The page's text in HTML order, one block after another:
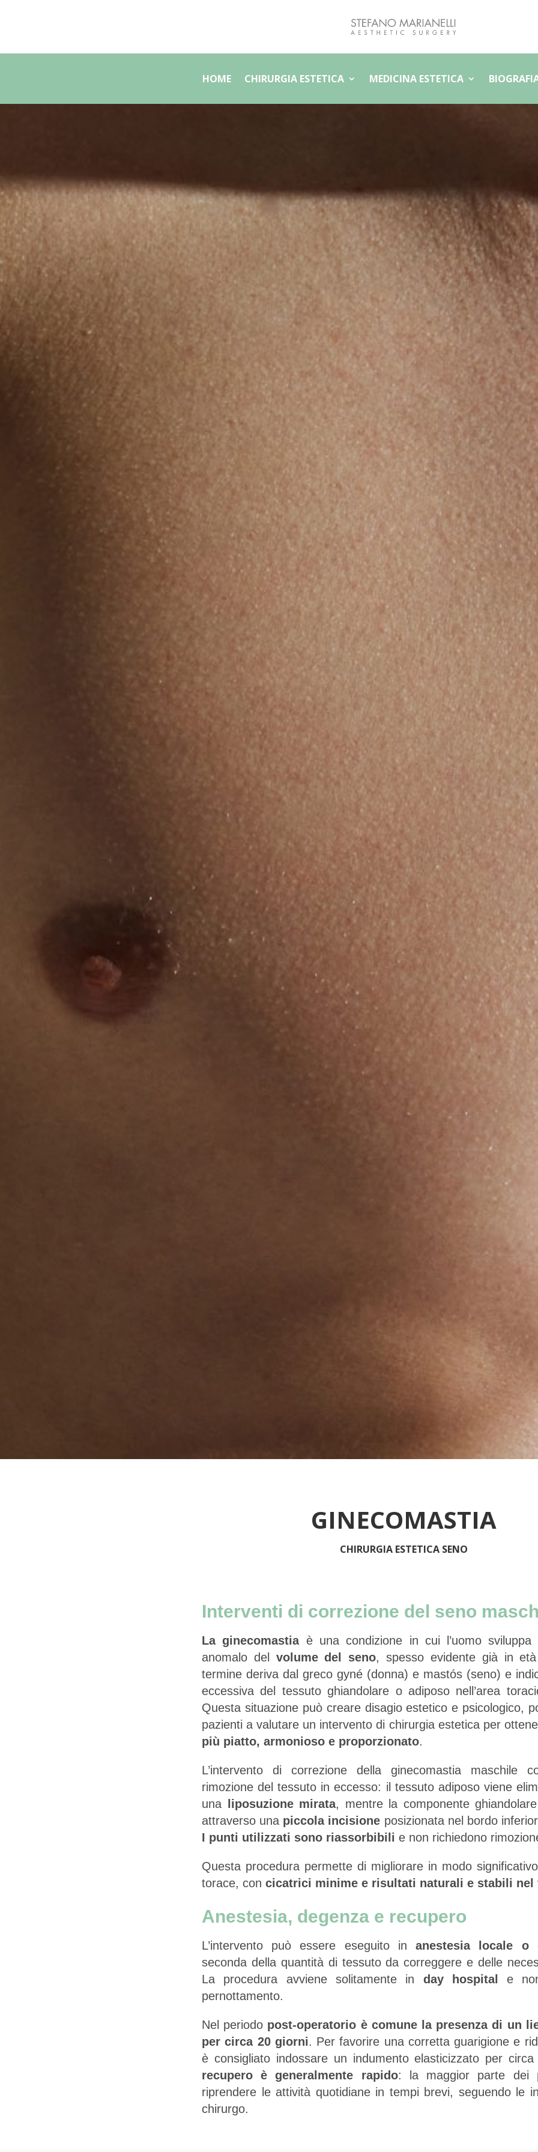
HOME CHIRURGIA ESTETICA MEDICINA ESTETICA
GINECOMASTIA
CHIRURGIA ESTETICA SENO
Interventi di correzione del seno
La ginecomastiaè una condizione in cui l’uomo sviluppa
anomalo del volume del seno, spesso evidente già in
termine deriva dal greco gyné (donna) e mastós (seno) e
eccessiva del tessuto ghiandolare o adiposo nell’area
Questa situazione può creare disagio estetico e psicologico,
pazienti a valutare un intervento di chirurgia estetica per
più piatto, armonioso e proporzionato.
L’intervento di correzione della ginecomastia maschile
rimozione del tessuto in eccesso: il tessuto adiposo viene
una
liposuzione mirata, mentre la componente
attraverso una piccola incisione posizionata nel bordo
I punti utilizzati sono riassorbibili e non richiedono
Questa procedura permette di migliorare in modo
torace, con cicatrici minime e risultati naturali e stabili nel
Anestesia, degenza e recupero
L’intervento può essere eseguito inanestesia locale o
seconda della quantità di tessuto da correggere e delle
La procedura avviene solitamente in day hospital
e
pernottamento.
Nel periodo post-operatorio è comune la presenza di un
per circa 20 giorni. Per favorire una corretta guarigione e
è consigliato indossare un indumento elasticizzato per
recupero è generalmente rapido: la maggior parte dei
riprendere le attività quotidiane in tempi brevi, seguendo le
chirurgo.